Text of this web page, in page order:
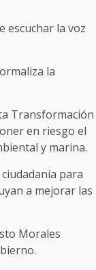
escuchar la voz
la
Transformación
en riesgo el
y marina.
para
a mejorar las
Morales